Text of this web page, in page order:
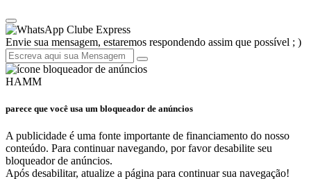
Clube Express
Envie sua mensagem, estaremos respondendo assim que possível ; )
HAMM
parece que você usa um bloqueador de anúncios
A publicidade é uma fonte importante de financiamento do nosso
conteúdo. Para continuar navegando, por favor desabilite seu
bloqueador de anúncios.
Após desabilitar, atualize a página para continuar sua navegação!